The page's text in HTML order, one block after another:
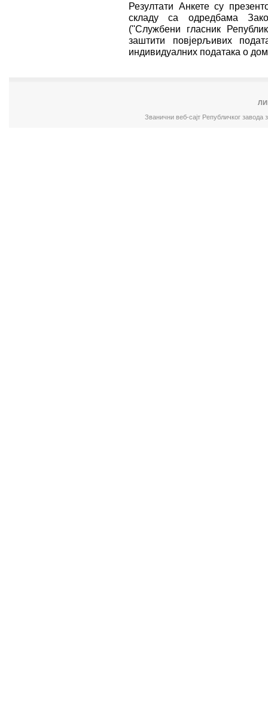
Резултати Анкете су
складу са одредбама
(''Службени гласник
заштити повјерљивих
индивидуалних података о
Званични веб-сајт Републичког